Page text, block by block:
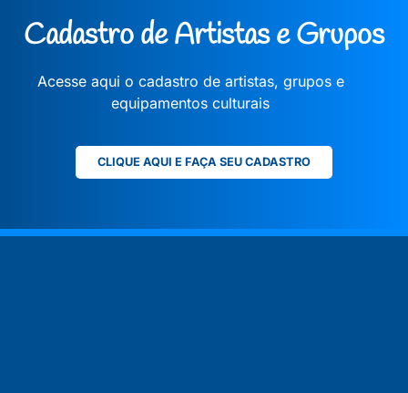
Cadastro de Artistas e Grupos
Acesse aqui o cadastro de artistas, grupos e
equipamentos culturais
CLIQUE AQUI E FAÇA SEU CADASTRO